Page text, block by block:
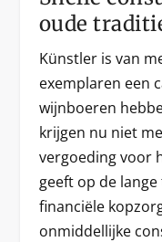
oude
Künstler is van
exemplaren een
wijnboeren
krijgen nu niet
vergoeding voor
geeft op de
financiële
onmiddellijke